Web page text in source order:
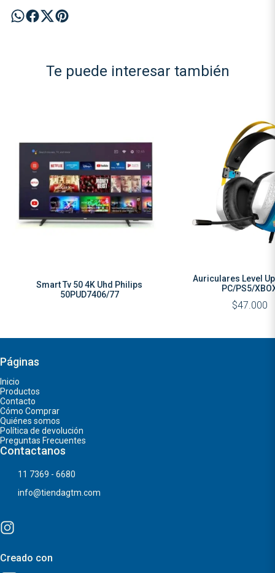
Te puede interesar también
Smart Tv 50 4K Uhd Philips
50PUD7406/77
Auriculares Level
PC/PS5/
$47.000
Páginas
Inicio
Productos
Contacto
Cómo Comprar
Quiénes somos
Política de devolución
Preguntas Frecuentes
Contactanos
11 7369 - 6680
info@tiendagtm.com
Creado con